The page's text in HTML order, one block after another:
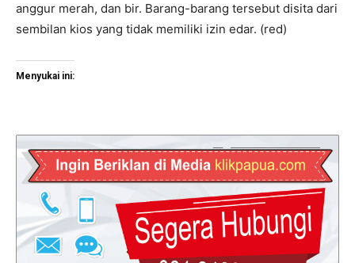
anggur merah, dan bir. Barang-barang tersebut disita dari
sembilan kios yang tidak memiliki izin edar. (red)
Menyukai ini: